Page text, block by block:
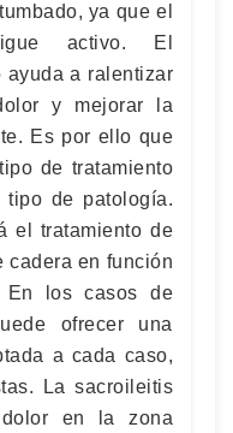
ya que el
activo. El
ayuda a ralentizar
y mejorar la
Es por ello que
de tratamiento
de patología.
el tratamiento de
cadera en función
En los casos de
ofrecer una
a cada caso,
La sacroileitis
dolor en la zona